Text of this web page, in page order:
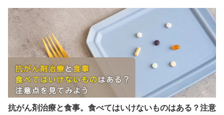
抗がん剤治療と食事。食べてはいけないものはある？注意